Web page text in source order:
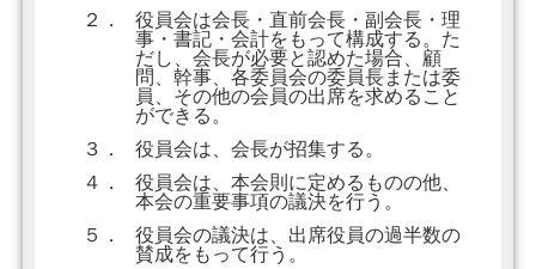
２．
役員会は会長・直前会長・副会長・理
事・書記・会計をもって構成する。た
だし、会長が必要と認めた場合、顧
問、幹事、各委員会の委員長または委
員、その他の会員の出席を求めること
ができる。
３．
役員会は、会長が招集する。
４．
役員会は、本会則に定めるものの他、
本会の重要事項の議決を行う。
５．
役員会の議決は、出席役員の過半数の
賛成をもって行う。